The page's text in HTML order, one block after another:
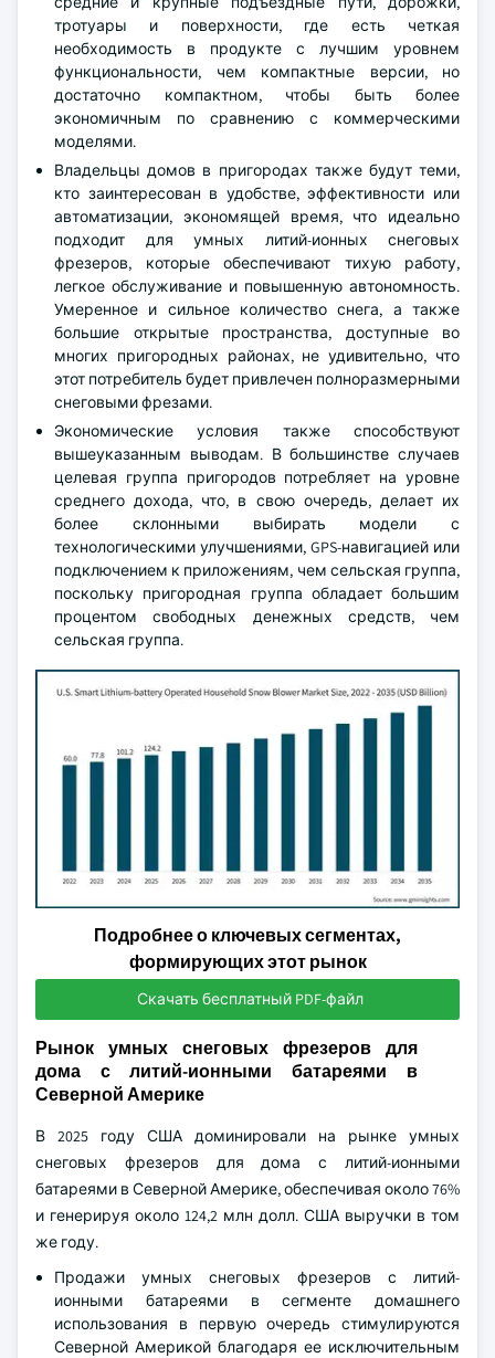
тротуары и поверхности, где есть четкая
необходимость в продукте с лучшим уровнем
функциональности, чем компактные версии, но
достаточно компактном, чтобы быть более
экономичным по сравнению с коммерческими
моделями.
Владельцы домов в пригородах также будут теми,
кто заинтересован в удобстве, эффективности или
автоматизации, экономящей время, что идеально
подходит для умных литий-ионных снеговых
фрезеров, которые обеспечивают тихую работу,
легкое обслуживание и повышенную автономность.
Умеренное и сильное количество снега, а также
большие открытые пространства, доступные во
многих пригородных районах, не удивительно, что
этот потребитель будет привлечен полноразмерными
снеговыми фрезами.
Экономические условия также способствуют
вышеуказанным выводам. В большинстве случаев
целевая группа пригородов потребляет на уровне
среднего дохода, что, в свою очередь, делает их
более склонными выбирать модели с
технологическими улучшениями, GPS-навигацией или
подключением к приложениям, чем сельская группа,
поскольку пригородная группа обладает большим
процентом свободных денежных средств, чем
сельская группа.
Подробнее о ключевых сегментах,
формирующих этот рынок
Скачать бесплатный PDF-файл
Рынок умных снеговых фрезеров для
дома с литий-ионными батареями в
Северной Америке
В 2025 году США доминировали на рынке умных
снеговых фрезеров для дома с литий-ионными
батареями в Северной Америке, обеспечивая около 76%
и генерируя около 124,2 млн долл. США выручки в том
же году.
Продажи умных снеговых фрезеров с литий-
ионными батареями в сегменте домашнего
использования в первую очередь стимулируются
Северной Америкой благодаря ее исключительным